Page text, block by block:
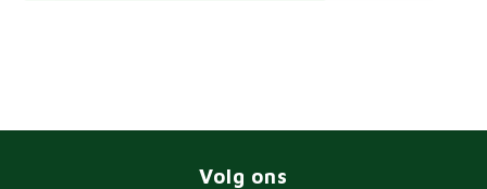
Volg ons